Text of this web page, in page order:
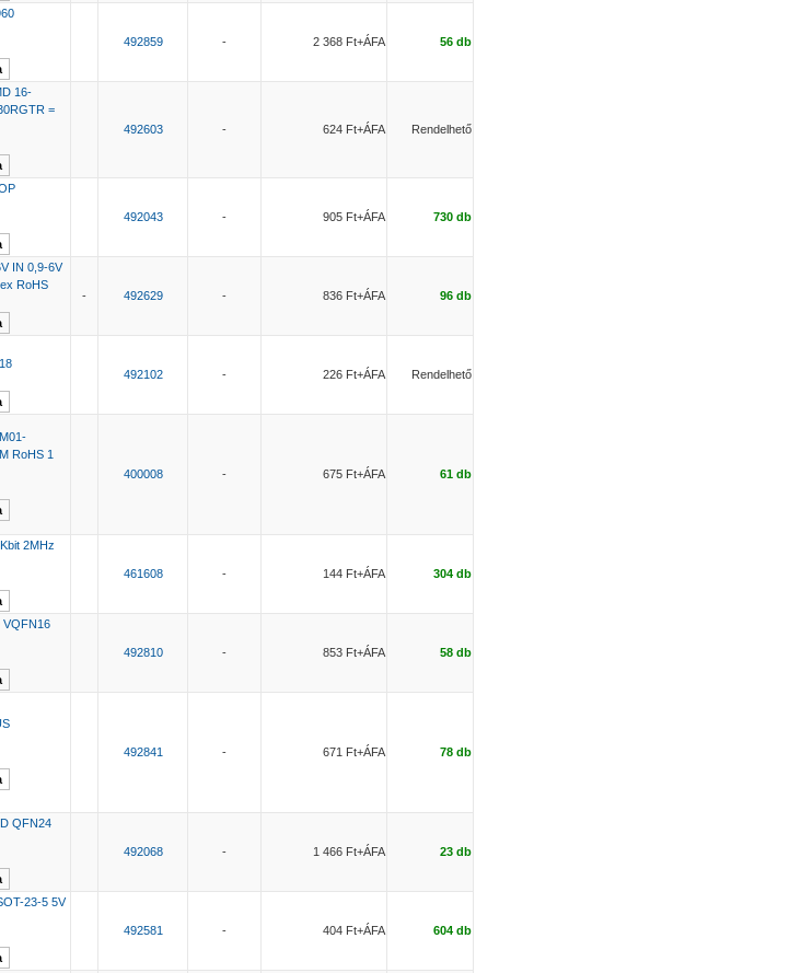
492859
- 2 368 Ft+ÁFA 56 db
16-
=
492603 - 624 Ft+ÁFA Rendelhető
492043
- 905 Ft+ÁFA 730 db
IN 0,9-6V
RoHS
-
492629 - 836 Ft+ÁFA 96 db
492102
- 226 Ft+ÁFA Rendelhető
RoHS 1
400008 - 675 Ft+ÁFA 61 db
2MHz
461608
- 144 Ft+ÁFA 304 db
VQFN16
492810
- 853 Ft+ÁFA 58 db
492841
- 671 Ft+ÁFA 78 db
QFN24
492068
- 1 466 Ft+ÁFA 23 db
23-5 5V
492581
- 404 Ft+ÁFA 604 db